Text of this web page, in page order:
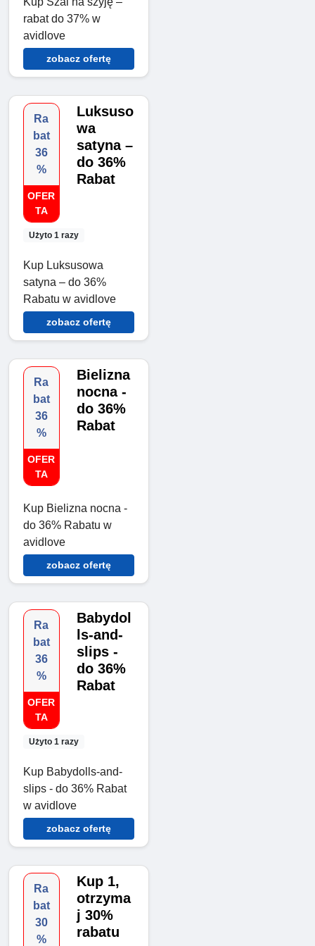
rabat do 37% w
avidlove
zobacz ofertę
Ra
bat
36
%
OFER
TA
Użyto 1 razy
Luksuso
wa
satyna –
do 36%
Rabat
Kup Luksusowa
satyna – do 36%
Rabatu w avidlove
zobacz ofertę
Ra
bat
36
%
OFER
TA
Bielizna
nocna -
do 36%
Rabat
Kup Bielizna nocna -
do 36% Rabatu w
avidlove
zobacz ofertę
Ra
bat
36
%
OFER
TA
Użyto 1 razy
Babydol
ls-and-
slips -
do 36%
Rabat
Kup Babydolls-and-
slips - do 36% Rabat
w avidlove
zobacz ofertę
Ra
bat
30
%
Kup 1,
otrzyma
j 30%
rabatu